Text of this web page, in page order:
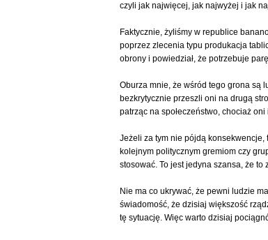
czyli jak najwięcej, jak najwyżej i jak
Faktycznie, żyliśmy w republice
poprzez zlecenia typu produkacja
obrony i powiedział, że potrzebuje
Oburza mnie, że wśród tego grona są
bezkrytycznie przeszli oni na drugą
patrząc na społeczeństwo, chociaż
Jeżeli za tym nie pójdą konsekwencje,
kolejnym politycznym gremiom czy
stosować. To jest jedyna szansa, że
Nie ma co ukrywać, że pewni ludzie
świadomość, że dzisiaj większość
tę sytuację. Więc warto dzisiaj